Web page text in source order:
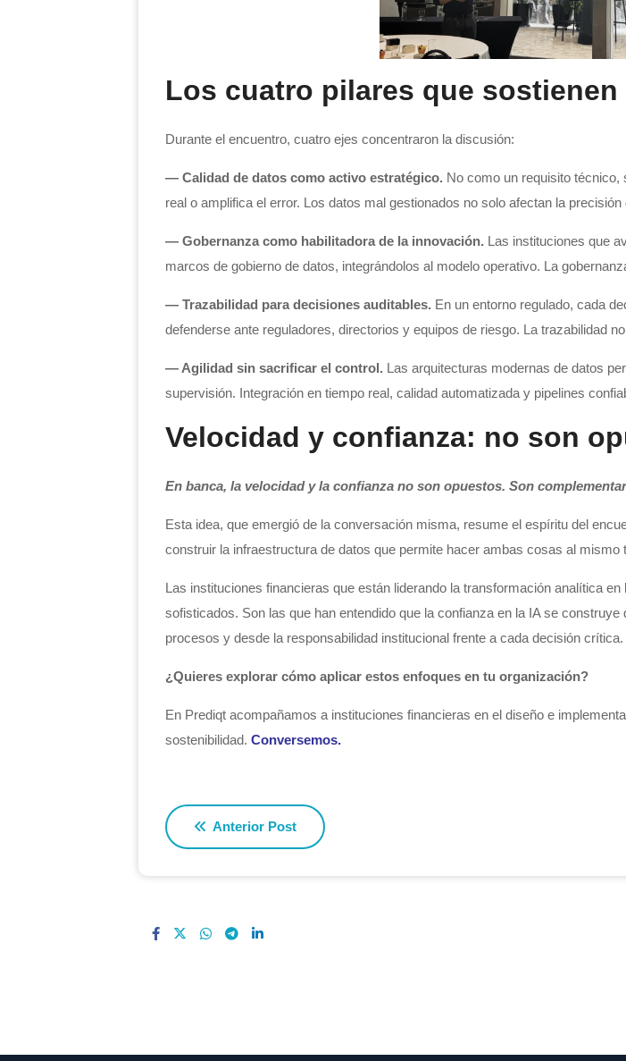
Los cuatro pilares que
Durante el encuentro, cuatro ejes concentraron la discusión:
— Calidad de datos como activo estratégico. No como un requisito técnico,
real o amplifica el error. Los datos mal gestionados no solo afectan la
— Gobernanza como habilitadora de la innovación. Las instituciones que
marcos de gobierno de datos, integrándolos al modelo operativo. La
— Trazabilidad para decisiones auditables. En un entorno regulado, cada
defenderse ante reguladores, directorios y equipos de riesgo. La trazabilidad
— Agilidad sin sacrificar el control. Las arquitecturas modernas de datos
supervisión. Integración en tiempo real, calidad automatizada y pipelines
Velocidad y confianza: no son
En banca, la velocidad y la confianza no son opuestos. Son
Esta idea, que emergió de la conversación misma, resume el espíritu del
construir la infraestructura de datos que permite hacer ambas cosas al mismo
Las instituciones financieras que están liderando la transformación analítica
sofisticados. Son las que han entendido que la confianza en la IA se
procesos y desde la responsabilidad institucional frente a cada decisión crítica.
¿Quieres explorar cómo aplicar estos enfoques en tu organización?
En Prediqt acompañamos a instituciones financieras en el diseño e
sostenibilidad. Conversemos.
Anterior Post